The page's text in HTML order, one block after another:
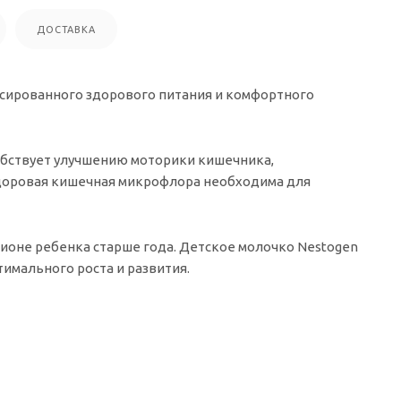
ДОСТАВКА
здорового питания и комфортного
улучшению моторики кишечника,
кишечная микрофлора необходима для
ребенка старше года. Детское молочко Nestogen
роста и развития.